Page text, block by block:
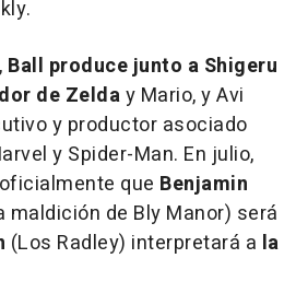
Ball produce junto a Shigeru
de Zelday Mario, y Avi
y productor asociado
y Spider-Man. En julio,
que Benjamin
maldición de Bly Manor) será
(Los Radley) interpretará a la